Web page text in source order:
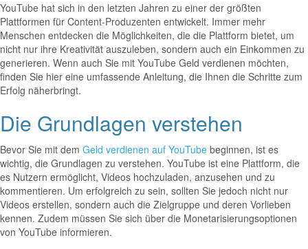
YouTube hat sich in den letzten Jahren zu einer der größten
Plattformen für Content-Produzenten entwickelt. Immer mehr
Menschen entdecken die Möglichkeiten, die die Plattform bietet, um
nicht nur ihre Kreativität auszuleben, sondern auch ein Einkommen zu
generieren. Wenn auch Sie mit YouTube Geld verdienen möchten,
finden Sie hier eine umfassende Anleitung, die Ihnen die Schritte zum
Erfolg näherbringt.
Die Grundlagen verstehen
Bevor Sie mit dem Geld verdienen auf YouTube beginnen, ist es
wichtig, die Grundlagen zu verstehen. YouTube ist eine Plattform, die
es Nutzern ermöglicht, Videos hochzuladen, anzusehen und zu
kommentieren. Um erfolgreich zu sein, sollten Sie jedoch nicht nur
Videos erstellen, sondern auch die Zielgruppe und deren Vorlieben
kennen. Zudem müssen Sie sich über die Monetarisierungsoptionen
von YouTube informieren.